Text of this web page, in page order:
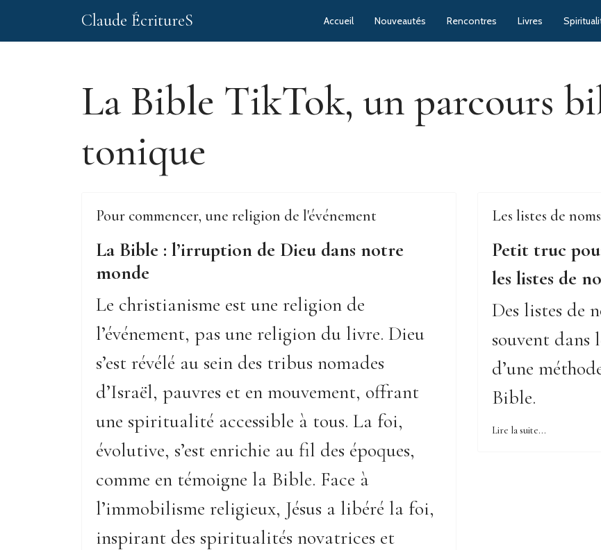
Claude ÉcritureS Accueil Nouveautés Rencontres Livres
La Bible TikTok, un parcours
tonique
Pour commencer, une religion de l'événement
La Bible : l’irruption de Dieu dans notre
monde
Le christianisme est une religion de
l’événement, pas une religion du livre. Dieu
s’est révélé au sein des tribus nomades
d’Israël, pauvres et en mouvement, offrant
une spiritualité accessible à tous. La foi,
évolutive, s’est enrichie au fil des époques,
comme en témoigne la Bible. Face à
l’immobilisme religieux, Jésus a libéré la foi,
inspirant des spiritualités novatrices et
Les listes de noms
Petit truc
les listes de
Des listes de
souvent dans
d’une
Bible.
Lire la suite...